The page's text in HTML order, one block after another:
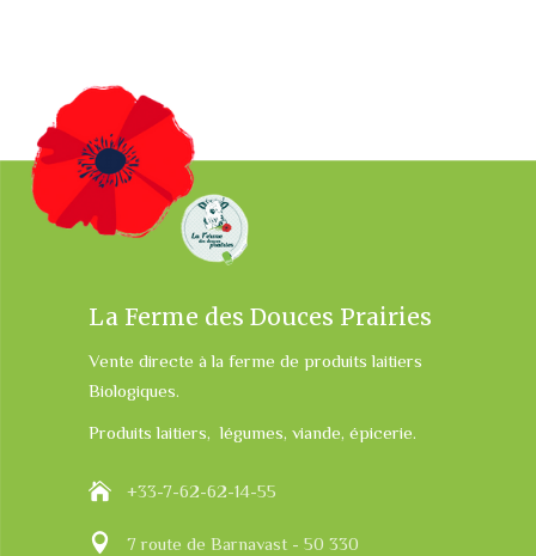
La Ferme des Douces Prairies
Vente directe à la ferme de produits laitiers
Biologiques.
Produits laitiers, légumes, viande, épicerie.
+33-7-62-62-14-55
7 route de Barnavast - 50 330